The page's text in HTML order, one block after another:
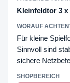
Kleinfeldtor 3 x
Für kleine
Sinnvoll sind
sichere